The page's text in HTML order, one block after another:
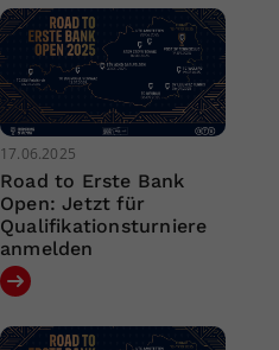
17.06.2025
Road to Erste Bank
Open: Jetzt für
Qualifikationsturniere
anmelden